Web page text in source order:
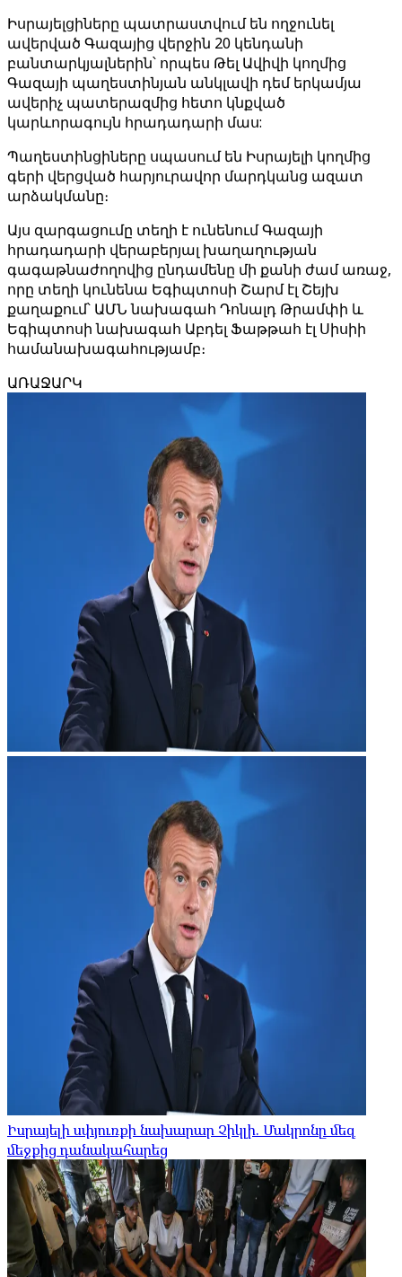
Իսրայելցիները պատրաստվում են ողջունել
ավերված Գազայից վերջին 20 կենդանի
բանտարկյալներին՝ որպես Թել Ավիվի կողմից
Գազայի պաղեստինյան անկլավի դեմ երկամյա
ավերիչ պատերազմից հետո կնքված
կարևորագույն հրադադարի մաս:
Պաղեստինցիները սպասում են Իսրայելի կողմից
գերի վերցված հարյուրավոր մարդկանց ազատ
արձակմանը։
Այս զարգացումը տեղի է ունենում Գազայի
հրադադարի վերաբերյալ խաղաղության
գագաթնաժողովից ընդամենը մի քանի ժամ առաջ,
որը տեղի կունենա Եգիպտոսի Շարմ էլ Շեյխ
քաղաքում՝ ԱՄՆ նախագահ Դոնալդ Թրամփի և
Եգիպտոսի նախագահ Աբդել Ֆաթթահ էլ Սիսիի
համանախագահությամբ։
ԱՌԱՋԱՐԿ
Իսրայելի սփյուռքի նախարար Չիկլի. Մակրոնը մեզ
մեջքից դանակահարեց